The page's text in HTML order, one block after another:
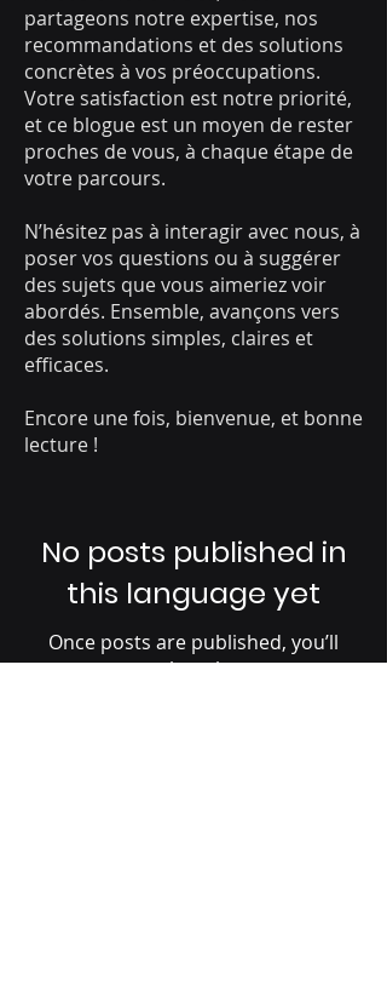
partageons notre expertise, nos
recommandations et des solutions
concrètes à vos préoccupations.
Votre satisfaction est notre priorité,
et ce blogue est un moyen de rester
proches de vous, à chaque étape de
votre parcours.
N’hésitez pas à interagir avec nous, à
poser vos questions ou à suggérer
des sujets que vous aimeriez voir
abordés. Ensemble, avançons vers
des solutions simples, claires et
efficaces.
Encore une fois, bienvenue, et bonne
lecture !
No posts published in
this language yet
Once posts are published, you’ll
see them here.